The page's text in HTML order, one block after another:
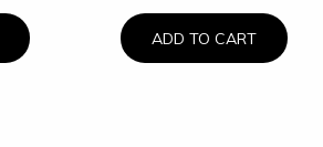
ADD TO CART